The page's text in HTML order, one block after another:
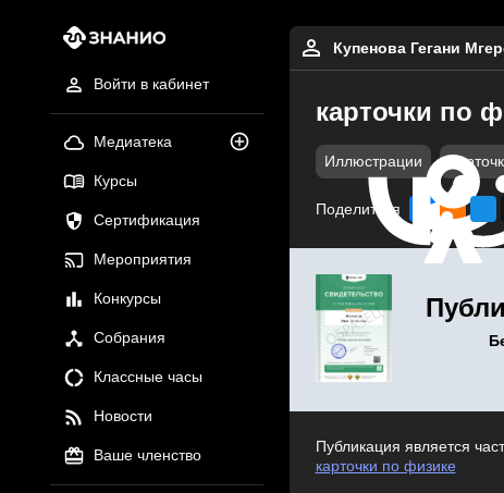
Войти в кабинет
Медиатека
Курсы
Сертификация
Мероприятия
Конкурсы
Собрания
Классные часы
Новости
Ваше членство
Купенова Гегани
карточки по
Иллюстрации
Поделиться
Публикация является
карточки по физике